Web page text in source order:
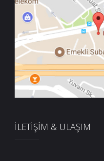
İLETİŞİM & ULAŞIM